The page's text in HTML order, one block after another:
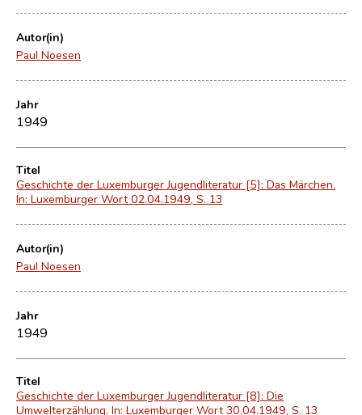
Autor(in)
Paul Noesen
Jahr
1949
Titel
Geschichte der Luxemburger Jugendliteratur [5]: Das Märchen.
In: Luxemburger Wort 02.04.1949, S. 13
Autor(in)
Paul Noesen
Jahr
1949
Titel
Geschichte der Luxemburger Jugendliteratur [8]: Die
Umwelterzählung. In: Luxemburger Wort 30.04.1949, S. 13